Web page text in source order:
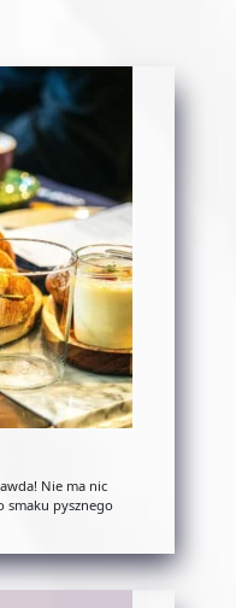
Nie ma nic
smaku pysznego